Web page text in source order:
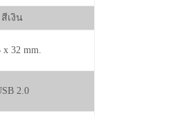
สีเงิน
x 32 mm.
2.0